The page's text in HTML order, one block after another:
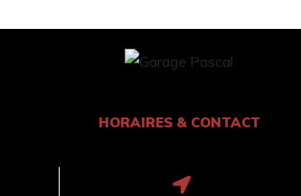
HORAIRES & CONTACT